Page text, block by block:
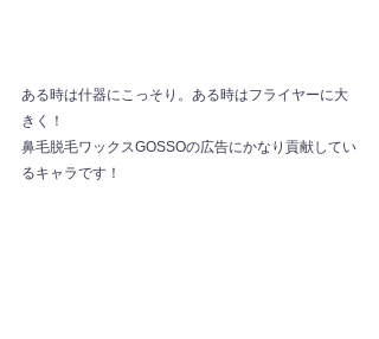
ある時は什器にこっそり。ある時はフライヤーに大
きく！
鼻毛脱毛ワックスGOSSOの広告にかなり貢献してい
るキャラです！